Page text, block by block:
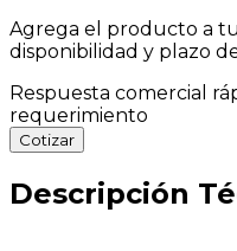
Agrega el producto a
disponibilidad y plazo
Respuesta comercial
requerimiento
Cotizar
Descripción